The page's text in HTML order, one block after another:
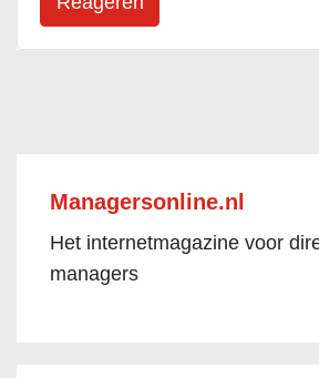
Managersonline.nl
Het internetmagazine voor
managers